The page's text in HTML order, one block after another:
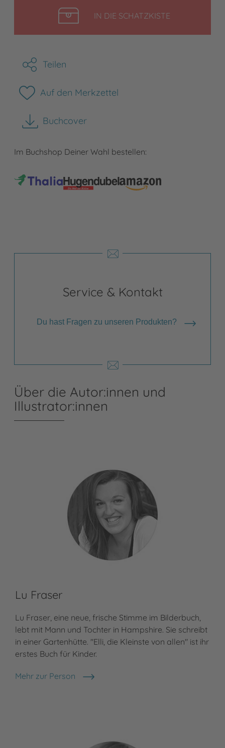
IN DIE SCHATZKISTELEGEN
Teilen
Auf den Merkzettel
Buchcover
herunterladen
Im Buchshop Deiner Wahl bestellen:
Service & Kontakt
Du hast Fragen zu unseren Produkten?
Über die Autor:innen und
Illustrator:innen
Lu Fraser
Lu Fraser, eine neue, frische Stimme im Bilderbuch,
lebt mit Mann und Tochter in Hampshire. Sie schreibt
in einer Gartenhütte. "Elli, die Kleinste von allen" ist ihr
erstes Buch für Kinder.
Mehr zur Person
Lu Fraser